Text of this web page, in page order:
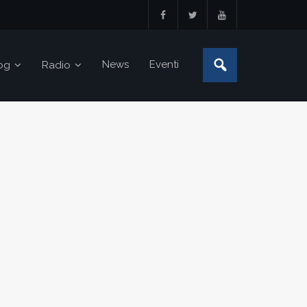
Radio News Eventi